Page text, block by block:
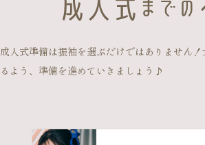
成人式準備は振袖を選ぶだけではありません
るよう、準備を進めていきましょう♪